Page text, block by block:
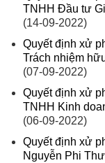
TNHH Đầu tư
(14-09-2022)
Quyết định xử
Trách nhiệm
(07-09-2022)
Quyết định xử
TNHH Kinh
(06-09-2022)
Quyết định xử
Nguyễn Phi